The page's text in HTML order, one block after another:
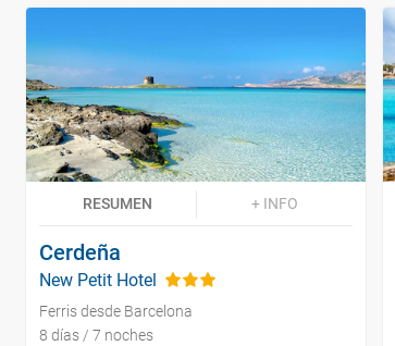
RESUMEN + INFO
Cerdeña
New Petit Hotel
Ferris desde Barcelona
8 días / 7 noches